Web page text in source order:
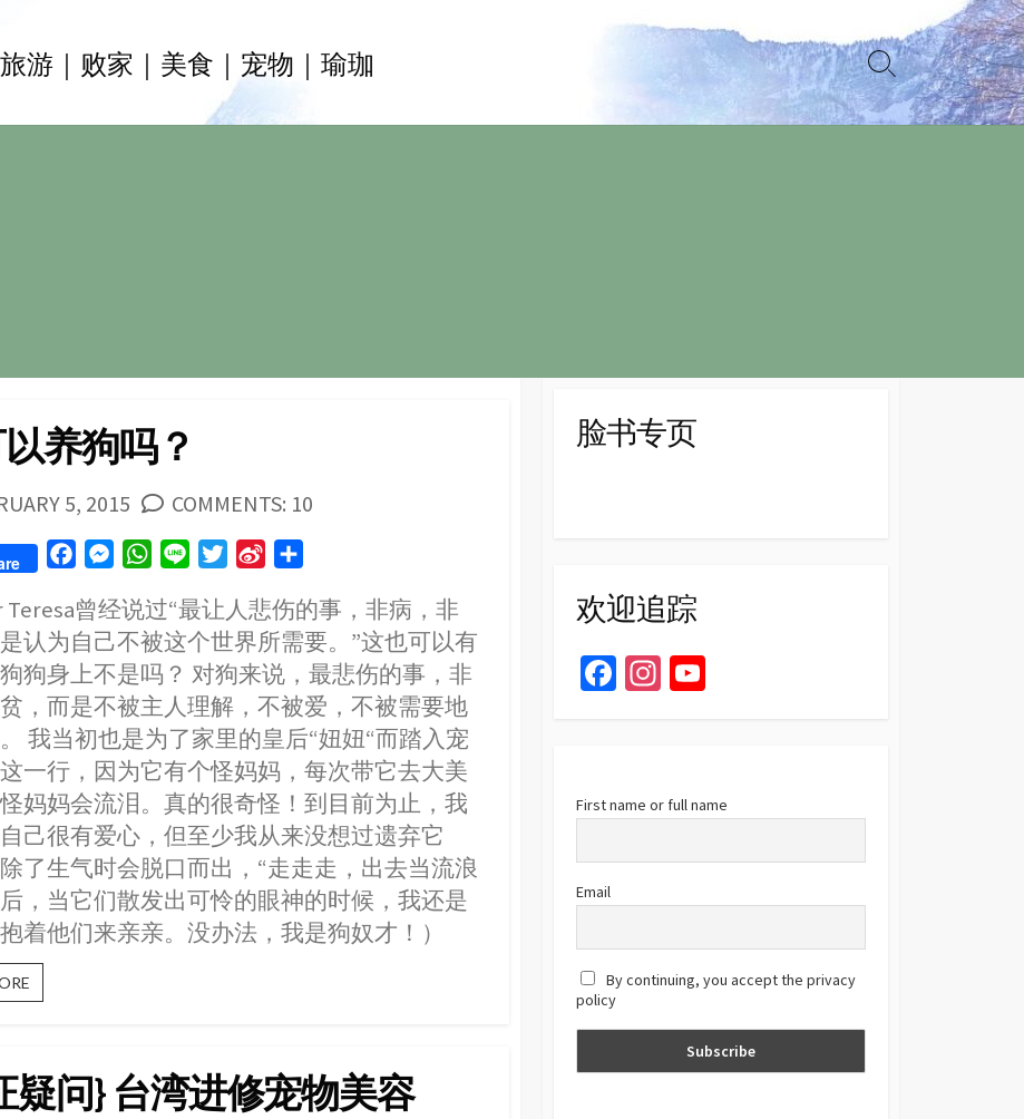
游｜败家｜美食｜宠物｜瑜珈
Search
Toggle
养狗吗？
5, 2015 COMMENTS: 10
c
e
b
o
o
k
s
s
e
n
g
e
r
W
a
t
s
A
p
p
n
e
i
t
t
e
r
n
a
W
e
i
b
o
a
r
e
Teresa曾经说过“最让人悲伤的事，非病，非
认为自己不被这个世界所需要。”这也可以有
狗身上不是吗？ 对狗来说，最悲伤的事，非
，而是不被主人理解，不被爱，不被需要地
我当初也是为了家里的皇后“妞妞“而踏入宠
一行，因为它有个怪妈妈，每次带它去大美
妈妈会流泪。真的很奇怪！到目前为止，我
己很有爱心，但至少我从来没想过遗弃它
了生气时会脱口而出，“走走走，出去当流浪
，当它们散发出可怜的眼神的时候，我还是
着他们来亲亲。没办法，我是狗奴才！）
可
吗？
疑问} 台湾进修宠物美容
脸书专页
欢迎追踪
Fa
o
k
In
m b
e
a
n
n
el
First name or full name
Email
By continuing, you accept the privacy
policy